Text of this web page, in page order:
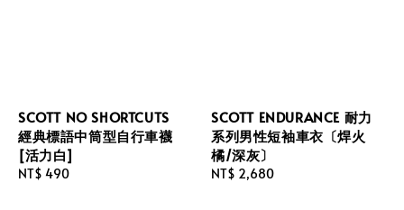
SCOTT NO SHORTCUTS
經典標語中筒型自行車襪
[活力白]
Regular
NT$ 490
SCOTT ENDURANCE 耐力
系列男性短袖車衣〔焊火
橘/深灰〕
Regular
NT$ 2,680